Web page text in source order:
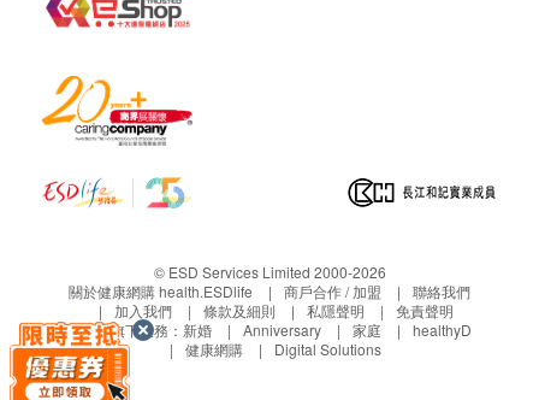
© ESD Services Limited 2000-2026
關於健康網購 health.ESDlife
商戶合作 / 加盟
聯絡我們
加入我們
條款及細則 私隱聲明
免責聲明
生活易旗下業務： 新婚 Anniversary 家庭
healthyD
健康網購
Digital Solutions